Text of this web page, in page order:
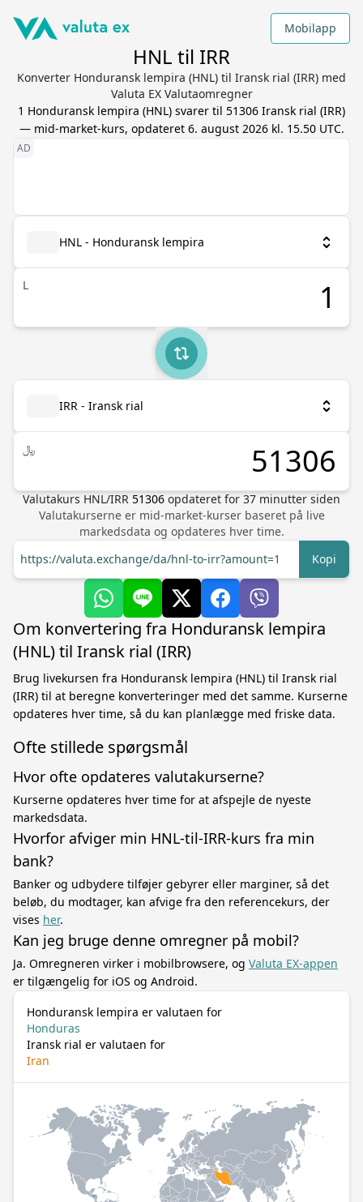
Mobilapp
HNL til IRR
Konverter Honduransk lempira (HNL) til Iransk rial (IRR) med
Valuta EX Valutaomregner
1 Honduransk lempira (HNL) svarer til 51306 Iransk rial (IRR)
— mid-market-kurs, opdateret 6. august 2026 kl. 15.50 UTC.
HNL - Honduransk lempira
L
IRR - Iransk rial
﷼
Valutakurs HNL/IRR 51306 opdateret for 37 minutter siden
Valutakurserne er mid-market-kurser baseret på live
markedsdata og opdateres hver time.
https://valuta.exchange/da/hnl-to-irr?amount=1
Kopi
Om konvertering fra Honduransk lempira
(HNL) til Iransk rial (IRR)
Brug livekursen fra Honduransk lempira (HNL) til Iransk rial
(IRR) til at beregne konverteringer med det samme. Kurserne
opdateres hver time, så du kan planlægge med friske data.
Ofte stillede spørgsmål
Hvor ofte opdateres valutakurserne?
Kurserne opdateres hver time for at afspejle de nyeste
markedsdata.
Hvorfor afviger min HNL-til-IRR-kurs fra min
bank?
Banker og udbydere tilføjer gebyrer eller marginer, så det
beløb, du modtager, kan afvige fra den referencekurs, der
vises her.
Kan jeg bruge denne omregner på mobil?
Ja. Omregneren virker i mobilbrowsere, og Valuta EX-appen
er tilgængelig for iOS og Android.
Honduransk lempira er valutaen for
Honduras
Iransk rial er valutaen for
Iran